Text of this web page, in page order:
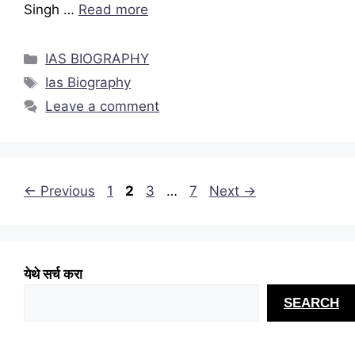
Singh … Read more
Categories
IAS BIOGRAPHY
Tags
Ias Biography
Leave a comment
← Previous Page
1 Page
2 Page
3 … Page
7 Next →
येथे सर्च करा
SEARCH